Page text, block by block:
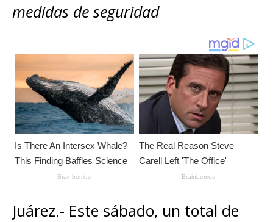
A
p
b
o
n
g
r
r Li
n
p
ti
r
medidas de seguridad
Juárez.- Este sábado, un total de